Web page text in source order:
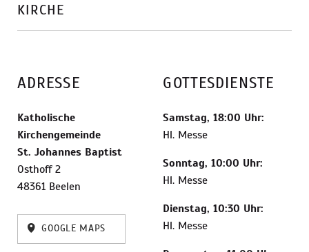
KIRCHE
ADRESSE
Katholische
Kirchengemeinde
St. Johannes Baptist
Osthoff 2
48361 Beelen
GOOGLE MAPS
GOTTESDIENSTE
Samstag, 18:00 Uhr:
Hl. Messe
Sonntag, 10:00 Uhr:
Hl. Messe
Dienstag, 10:30 Uhr:
Hl. Messe